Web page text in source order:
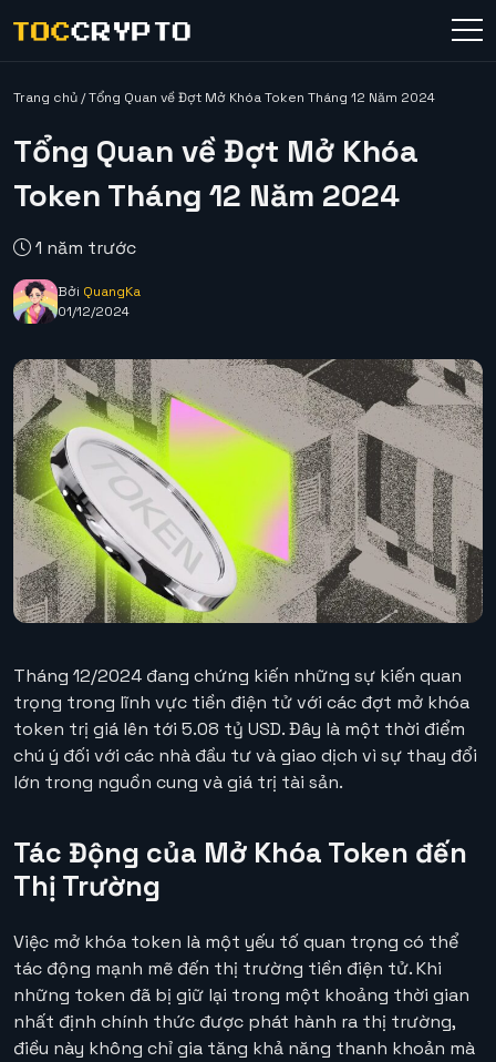
Trang chủ/Tổng Quan về Đợt Mở Khóa Token Tháng 12 Năm 2024
Tổng Quan về Đợt Mở Khóa
Token Tháng 12 Năm 2024
1 năm trước
Bởi QuangKa
01/12/2024
Tháng 12/2024 đang chứng kiến những sự kiến quan
trọng trong lĩnh vực tiền điện tử với các đợt mở khóa
token trị giá lên tới 5.08 tỷ USD. Đây là một thời điểm
chú ý đối với các nhà đầu tư và giao dịch vì sự thay đổi
lớn trong nguồn cung và giá trị tài sản.
Tác Động của Mở Khóa Token đến
Thị Trường
Việc mở khóa token là một yếu tố quan trọng có thể
tác động mạnh mẽ đến thị trường tiền điện tử. Khi
những token đã bị giữ lại trong một khoảng thời gian
nhất định chính thức được phát hành ra thị trường,
điều này không chỉ gia tăng khả năng thanh khoản mà